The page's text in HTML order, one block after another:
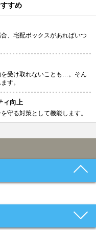
すめ
、宅配ボックスがあればいつ
受け取れないことも…。そん
す。
ィ向上
守る対策として機能します。